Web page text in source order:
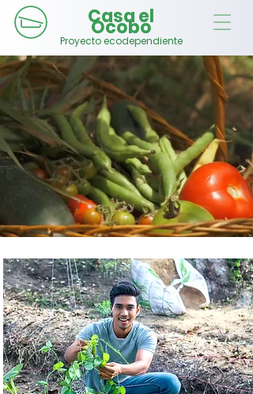
Casa el
Ocobo
Proyecto ecodependiente